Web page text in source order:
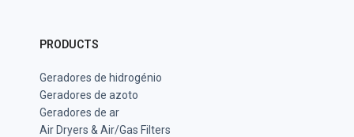
PRODUCTS
Geradores de hidrogénio
Geradores de azoto
Geradores de ar
Air Dryers & Air/Gas Filters